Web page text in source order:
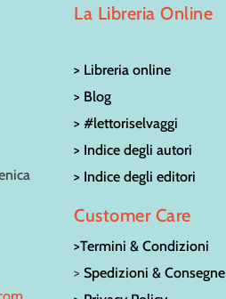
La Libreria Online
> Libreria online
> Blog
> #lettoriselvaggi
> Indice degli autori
> Indice degli editori
Customer Care
>Termini & Condizioni
>Spedizioni & Consegne